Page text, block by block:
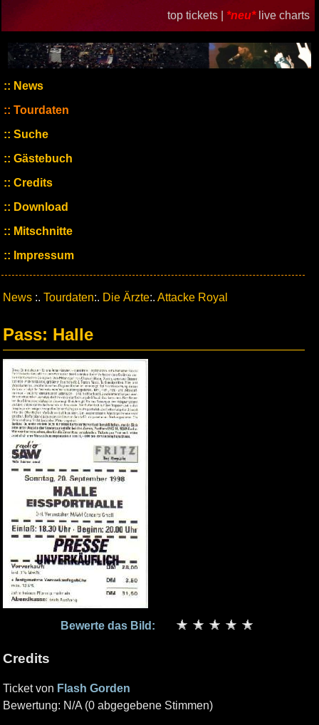
top tickets | *neu* live charts
News
Tourdaten
Suche
Gästebuch
Credits
Download
Mitschnitte
Impressum
News :. Tourdaten:. Die Ärzte:. Attacke Royal
Pass: Halle
Bewerte das Bild:
Credits
Ticket von Flash Gorden
Bewertung: N/A (0 abgegebene Stimmen)